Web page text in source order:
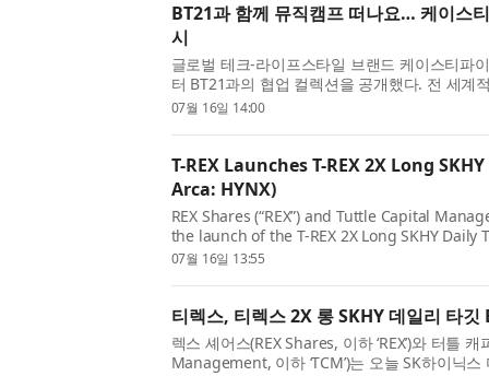
BT21과 함께 뮤직캠프 떠나요… 케이스
시
글로벌 테크-라이프스타일 브랜드 케이스티파
터 BT21과의 협업 컬렉션을 공개했다. 전 세계
‘World Voyage’ 뮤직 캠프를 콘셉트로 전개되
07월 16일 14:00
T-REX Launches T-REX 2X Long
Arca: HYNX)
REX Shares (“REX”) and Tuttle Capital
the launch of the T-REX 2X Long SKHY Daily
leveraged ETF providing 2x daily long
07월 16일 13:55
티렉스, 티렉스 2X 롱 SKHY 데일리 타깃
렉스 셰어스(REX Shares, 이하 ‘REX’)와 터틀
Management, 이하 ‘TCM’)는 오늘 SK하이닉